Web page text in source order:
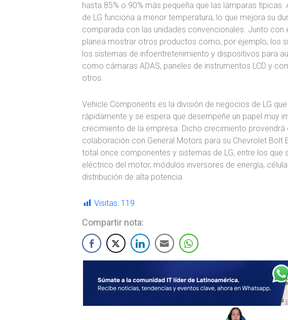
hasta 85% o 90% más pequeña que las lámparas típicas.
de LG funciona a menor temperatura, lo que mejora su
comparada con las unidades convencionales. Junto con
planea mostrar otros productos como, por ejemplo, los
los sistemas de infoentretenimiento y dispositivos para
como cámaras ADAS, paneles de instrumentos LCD y
otros.
Vehicle Components es la división de negocios de LG
rápidamente y se espera que desempeñe un papel muy
crecimiento de la empresa. Dicho crecimiento provendrá
colaboración con General Motors para su Chevrolet Bolt
total once componentes y sistemas de LG, entre los que
eléctrico del motor, módulos inversores de energía,
distribución de alta potencia.
Visitas: 119
Compartir nota: